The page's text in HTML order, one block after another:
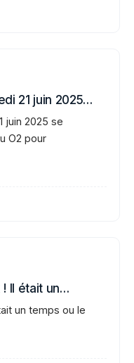
21 juin 2025…
juin 2025 se
O2 pour
! Il était un…
un temps ou le